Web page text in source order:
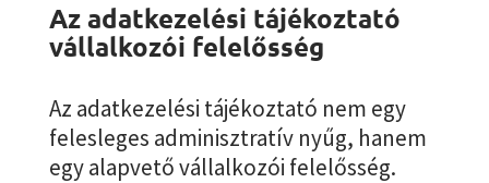
Az adatkezelési tájékoztató
vállalkozói felelősség
Az adatkezelési tájékoztató nem egy
felesleges adminisztratív nyűg, hanem
egy alapvető vállalkozói felelősség.